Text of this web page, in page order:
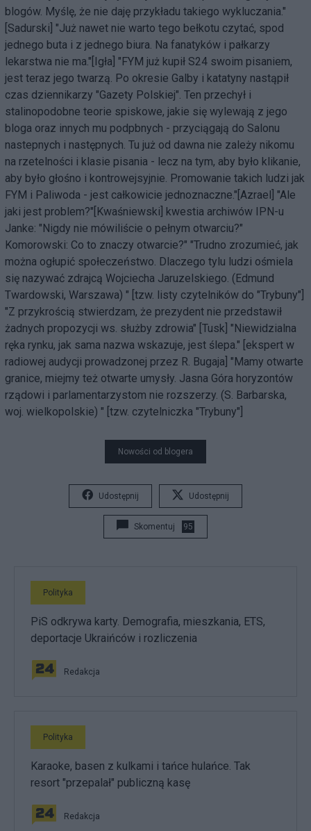
blogów. Myślę, że nie daję przykładu takiego wykluczania."
[Sadurski] "Już nawet nie warto tego bełkotu czytać, spod
jednego buta i z jednego biura. Na fanatyków i pałkarzy
lekarstwa nie ma."[Igła] "FYM już kupił S24 swoim pisaniem,
jest teraz jego twarzą. Po okresie Galby i katatyny nastąpił
czas dziennikarzy "Gazety Polskiej". Ten przechył i
stalinopodobne teorie spiskowe, jakie się wylewają z jego
bloga oraz innych mu podpbnych - przyciągają do Salonu
nastepnych i następnych. Tu już od dawna nie zależy nikomu
na rzetelności i klasie pisania - lecz na tym, aby było klikanie,
aby było głośno i kontrowejsyjnie. Promowanie takich ludzi jak
FYM i Paliwoda - jest całkowicie jednoznaczne."[Azrael] "Ale
jaki jest problem?"[Kwaśniewski] kwestia archiwów IPN-u
Janke: "Nigdy nie mówiliście o pełnym otwarciu?"
Komorowski: Co to znaczy otwarcie?" "Trudno zrozumieć, jak
można ogłupić społeczeństwo. Dlaczego tylu ludzi ośmiela
się nazywać zdrajcą Wojciecha Jaruzelskiego. (Edmund
Twardowski, Warszawa) " [tzw. listy czytelników do "Trybuny"]
"Z przykrością stwierdzam, że prezydent nie przedstawił
żadnych propozycji ws. służby zdrowia" [Tusk] "Niewidzialna
ręka rynku, jak sama nazwa wskazuje, jest ślepa." [ekspert w
radiowej audycji prowadzonej przez R. Bugaja] "Mamy otwarte
granice, miejmy też otwarte umysły. Jasna Góra horyzontów
rządowi i parlamentarzystom nie rozszerzy. (S. Barbarska,
woj. wielkopolskie) " [tzw. czytelniczka "Trybuny"]
Nowości od blogera
Udostępnij Udostępnij
Skomentuj 95
Polityka
PiS odkrywa karty. Demografia, mieszkania, ETS,
deportacje Ukraińców i rozliczenia
Redakcja
Polityka
Karaoke, basen z kulkami i tańce hulańce. Tak
resort "przepalał" publiczną kasę
Redakcja